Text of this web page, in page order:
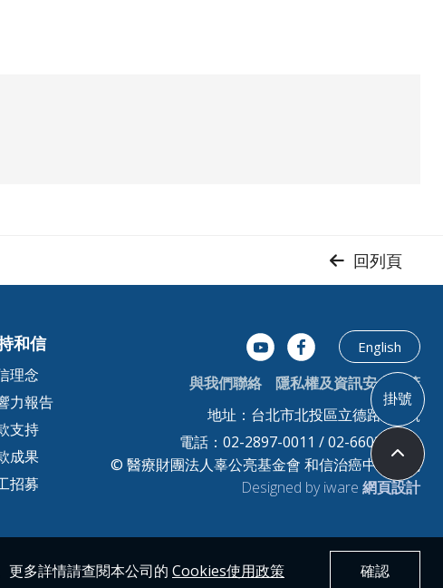
回列頁
和信
理念
力報告
支持
成果
招募
English
與我們聯絡
隱私權及資訊安全政策
地址：台北市北投區立德路125號
電話：02-2897-0011 / 02-6603-0011
© 醫療財團法人辜公亮基金會 和信治癌中心醫院
Designed by iware 網頁設計
掛號
更多詳情請查閱本公司的 Cookies使用政策 確認